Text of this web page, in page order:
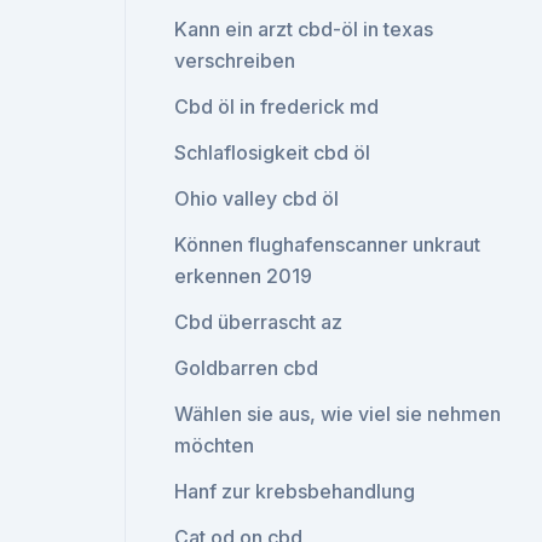
Kann ein arzt cbd-öl in texas
verschreiben
Cbd öl in frederick md
Schlaflosigkeit cbd öl
Ohio valley cbd öl
Können flughafenscanner unkraut
erkennen 2019
Cbd überrascht az
Goldbarren cbd
Wählen sie aus, wie viel sie nehmen
möchten
Hanf zur krebsbehandlung
Cat od on cbd